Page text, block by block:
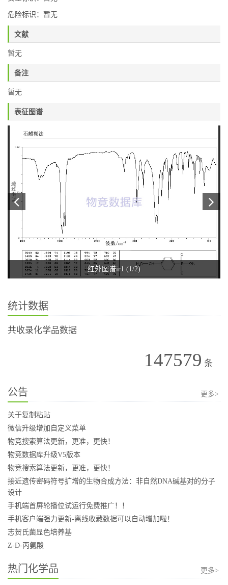
危险标识：暂无
文献
暂无
备注
暂无
表征图谱
红外图谱ir1 (1/2)
统计数据
共收录化学品数据
147579 条
公告 更多>
关于复制粘贴
微信升级增加自定义菜单
物竞搜索算法更新，更准，更快！
物竞数据库升级V5版本
物竞搜索算法更新，更准，更快！
接近遗传密码符号扩增的生物合成方法：非自然DNA碱基对的分子
设计
手机端首屏轮播位试运行免费推广！！
手机客户端强力更新-离线收藏数据可以自动增加啦！
志贺氏菌显色培养基
Z-D-丙氨酸
热门化学品 更多>